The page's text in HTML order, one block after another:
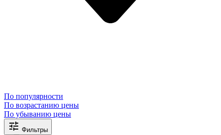
По популярности
По возрастанию цены
По убыванию цены
Фильтры